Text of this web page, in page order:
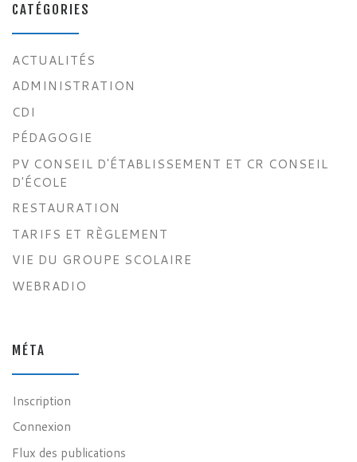
CATÉGORIES
ACTUALITÉS
ADMINISTRATION
CDI
PÉDAGOGIE
PV CONSEIL D'ÉTABLISSEMENT ET CR CONSEIL
D'ÉCOLE
RESTAURATION
TARIFS ET RÈGLEMENT
VIE DU GROUPE SCOLAIRE
WEBRADIO
MÉTA
Inscription
Connexion
Flux des publications